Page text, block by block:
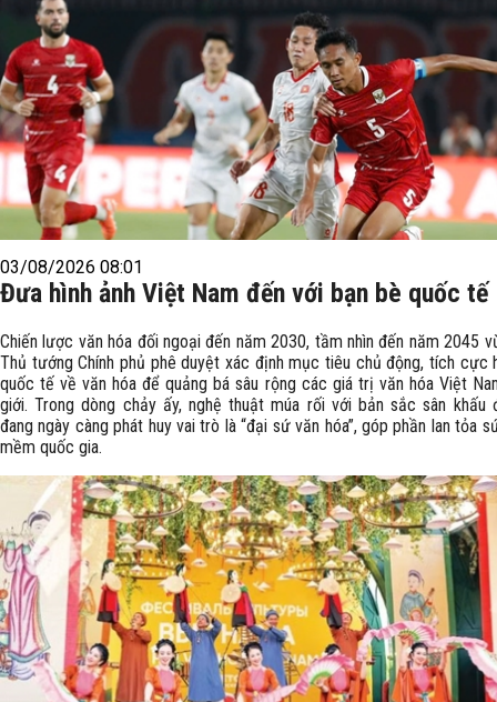
03/08/2026 08:01
Đưa hình ảnh Việt Nam đến với bạn bè quốc tế
Chiến lược văn hóa đối ngoại đến năm 2030, tầm nhìn đến năm 2045
Thủ tướng Chính phủ phê duyệt xác định mục tiêu chủ động, tích cực
quốc tế về văn hóa để quảng bá sâu rộng các giá trị văn hóa Việt
giới. Trong dòng chảy ấy, nghệ thuật múa rối với bản sắc sân khấu
đang ngày càng phát huy vai trò là “đại sứ văn hóa”, góp phần lan tỏa
mềm quốc gia.